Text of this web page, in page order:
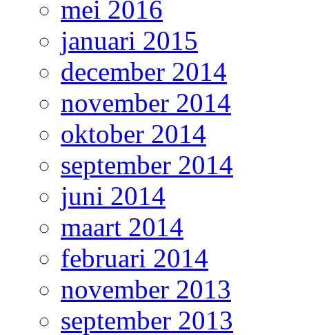
mei 2016
januari 2015
december 2014
november 2014
oktober 2014
september 2014
juni 2014
maart 2014
februari 2014
november 2013
september 2013